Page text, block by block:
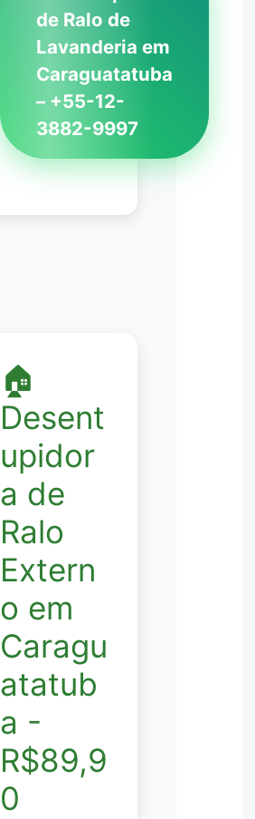
de Ralo de
Lavanderia em
Caraguatatuba
– +55-12-
3882-9997
🏠
Desent
upidor
a de
Ralo
Extern
o em
Caragu
atatub
a -
R$89,9
0